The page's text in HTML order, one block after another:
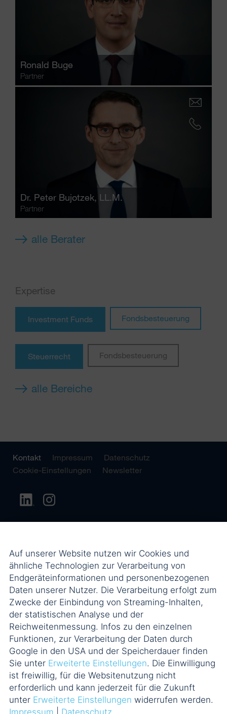
Ronald Buge
Partner
Dr. Peter Bujotzek, LL.M.
Partner
alle Berater
Expertise
Investment Funds Fondsbesteuerung
Steuerrecht Fondsbesteuerung
alle Bereiche
Kontakt Impressum
Datenschutz
Cookie-Einstellungen
Newsletter
Auf unserer Website nutzen wir Cookies und
ähnliche Technologien zur Verarbeitung von
Endgeräteinformationen und personenbezogenen
Daten unserer Nutzer. Die Verarbeitung erfolgt zum
Zwecke der Einbindung von Streaming-Inhalten,
der statistischen Analyse und der
Reichweitenmessung. Infos zu den einzelnen
Funktionen, zur Verarbeitung der Daten durch
Google in den USA und der Speicherdauer finden
Sie unter Erweiterte Einstellungen. Die Einwilligung
ist freiwillig, für die Websitenutzung nicht
erforderlich und kann jederzeit für die Zukunft
unter Erweiterte Einstellungen widerrufen werden.
Impressum
Datenschutz